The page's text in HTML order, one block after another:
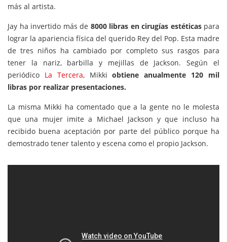
más al artista.
Jay ha invertido más de 8000 libras en cirugías estéticaspara
lograr la apariencia física del querido Rey del Pop. Esta madre
de tres niños ha cambiado por completo sus rasgos para
tener la nariz, barbilla y mejillas de Jackson. Según el
periódico La Tercera, Mikkiobtiene anualmente 120 mil
libras por realizar presentaciones.
La misma Mikki ha comentado que a la gente no le molesta
que una mujer imite a Michael Jackson y que incluso ha
recibido buena aceptación por parte del público porque ha
demostrado tener talento y escena como el propio Jackson.